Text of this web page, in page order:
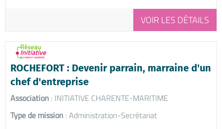
VOIR LES DÉTAILS
ROCHEFORT : Devenir parrain, marraine d'un
chef d'entreprise
Association : INITIATIVE CHARENTE-MARITIME
Type de mission : Administration-Secrétariat